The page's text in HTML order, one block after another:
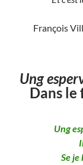
François
Ung
Dans le
Ung
Se